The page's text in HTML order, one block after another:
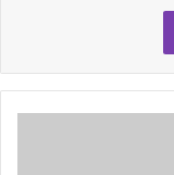
ڤايبر